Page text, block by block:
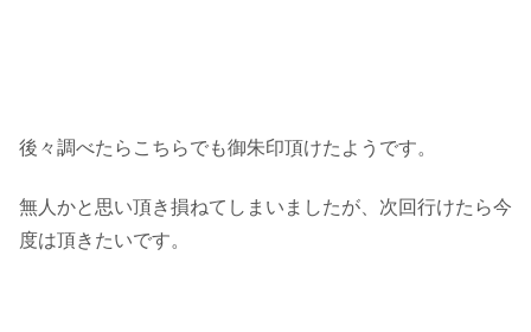
後々調べたらこちらでも御朱印頂けたようです。
無人かと思い頂き損ねてしまいましたが、次回行けたら今
度は頂きたいです。